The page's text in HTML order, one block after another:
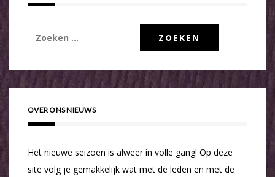
Zoeken
OVER ONS NIEUWS
Het nieuwe seizoen is alweer in volle gang! Op deze
site volg je gemakkelijk wat met de leden en met de